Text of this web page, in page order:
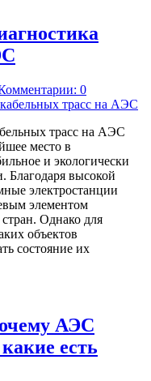
0
трасс на АЭС
место в
и экологически
Благодаря высокой
электростанции
элементом
стран. Однако для
объектов
состояние их
АЭС
есть